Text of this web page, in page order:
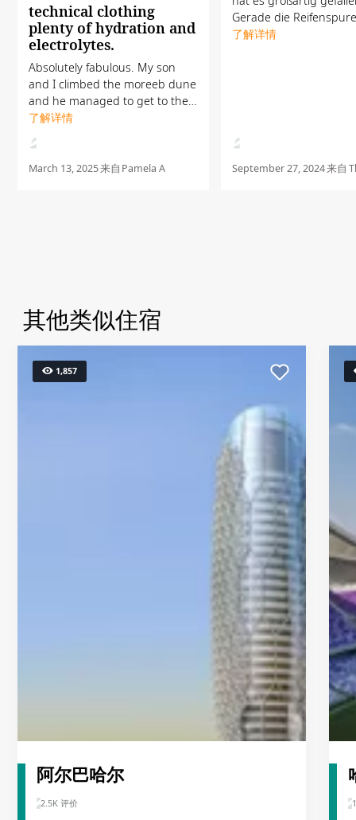
technical clothing
plenty of hydration and
electrolytes.
Absolutely fabulous. My son
and I climbed the moreeb dune
and he managed to get to the
top 300metres but I managed
3/4 of the way before giving up.
Very steep climb nearly 50% in
places but worth the ...
了解详情
March 13, 2025来自 Pamela A
Gerade die
Sand haben uns
了解详情
September 27, 2024来自
其他类似住宿
1,857
阿尔巴哈尔
2.5K 评价